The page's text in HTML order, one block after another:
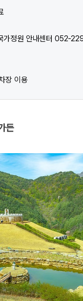
가정원 안내센터 052-
장 이용
든